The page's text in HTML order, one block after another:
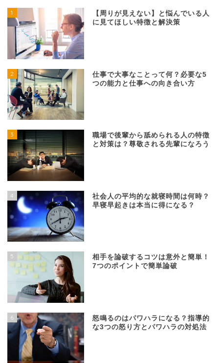
1
【周りが見えない】と悩んでいる人
に見てほしい特徴と解決策
2
仕事で大事なことって何？必要な5
つの能力と仕事への向き合い方
3
職場で後輩から舐められる人の特徴
と対策は？尊敬される先輩になろう
4
社会人の平均的な就寝時間は何時？
早寝早起きは本当に得になる？
5
相手を論破するコツは意外と簡単！
7つのポイントで簡単論破
6
怒鳴るのはパワハラになる？指導的
な3つの怒り方とパワハラの対処法